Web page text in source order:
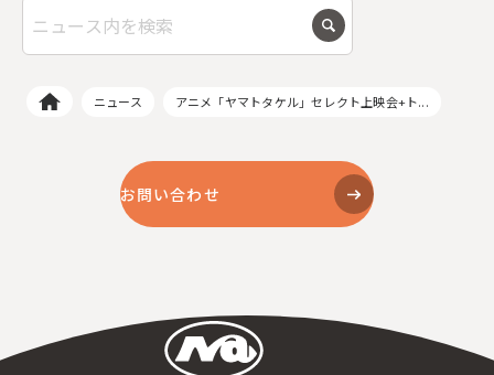
ニュース アニメ「ヤマトタケル」セレクト上映会+ト...
お問い合わせ